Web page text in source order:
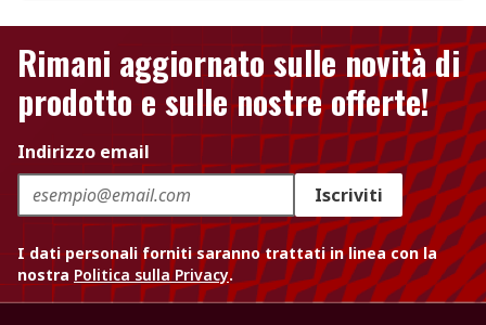
Rimani aggiornato sulle novità di
prodotto e sulle nostre offerte!
Indirizzo email
Iscriviti
I dati personali forniti saranno trattati in linea con la
nostra Politica sulla Privacy.